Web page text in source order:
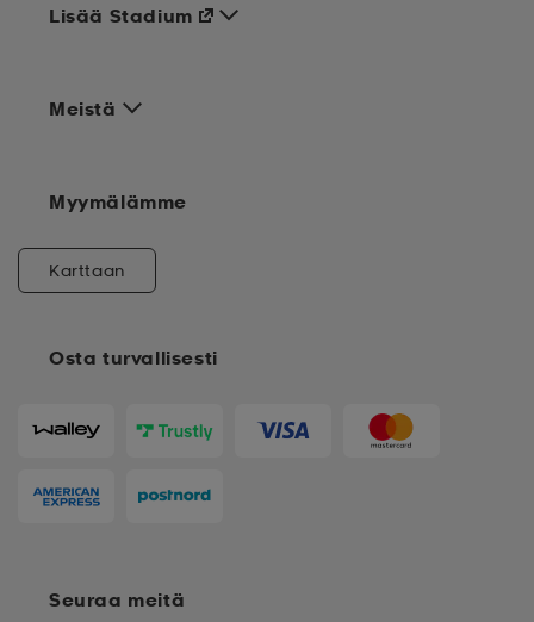
Meistä
Osta turvallisesti
Lisää Stadium
Myymälämme
Karttaan
Seuraa meitä